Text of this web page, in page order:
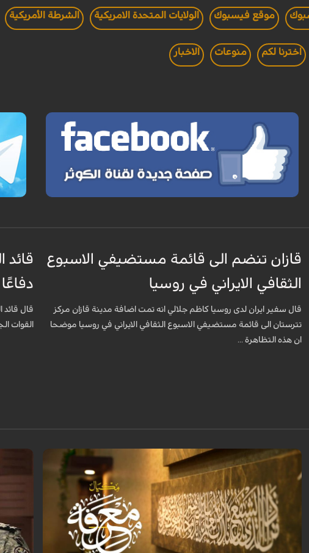
موقع فيسبوك الولايات المتحدة الامريكية الشرطة الأمريكية
اخترنا لكم منوعات الاخبار
قازان تنضم الى قائمة مستضيفي الاسبوع
الثقافي الايراني في روسيا
قال سفير ايران لدى روسيا كاظم جلالي انه تمت اضافة مدينة قازان مركز
تترستان الى قائمة مستضيفي الاسبوع الثقافي الايراني في روسيا موضحا
ان هذه التظاهرة ...
قائد
قال قائد
القوات